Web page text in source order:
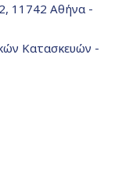
11742 Αθήνα -
Κατασκευών -